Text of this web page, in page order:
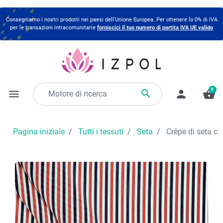
Consegniamo i nostri prodotti nei paesi dell'Unione Europea. Per ottenere lo 0% di IVA
per le transazioni intracomunitarie forniscici il tuo numero di partita IVA UE valido
menu  person shopping_basket
0
Pagina iniziale Tutti i tessuti Seta Crêpe di seta